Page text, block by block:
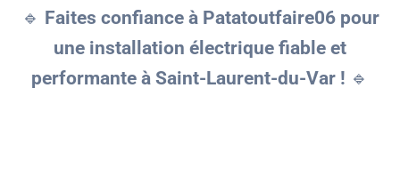
🔹 Faites confiance à Patatoutfaire06 pour
une installation électrique fiable et
performante à Saint-Laurent-du-Var ! 🔹